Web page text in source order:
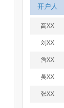
开户人
高XX
刘XX
詹XX
吴XX
张XX